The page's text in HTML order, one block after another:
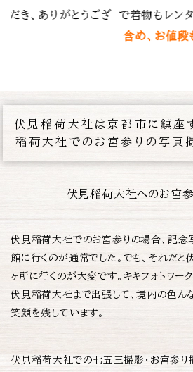
が、 撮影費用も メラマンの経験と
素敵な思い出を
伏見稲荷大社は京都市に鎮座
稲荷大社でのお宮参りの写真
伏見稲荷大社へのお宮
伏見稲荷大社でのお宮参りの場合、記
館に行くのが通常でした。でも、それだ
ヶ所に行くのが大変です。キキフォトワ
伏見稲荷大社まで出張して、境内の色ん
笑顔を残しています。
伏見稲荷大社での七五三撮影・お宮参り